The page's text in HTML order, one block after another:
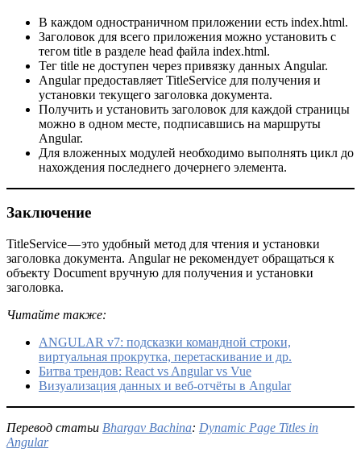
В каждом одностраничном приложении есть index.html.
Заголовок для всего приложения можно установить с
тегом title в разделе head файла index.html.
Тег title не доступен через привязку данных Angular.
Angular предоставляет TitleService для получения и
установки текущего заголовка документа.
Получить и установить заголовок для каждой страницы
можно в одном месте, подписавшись на маршруты
Angular.
Для вложенных модулей необходимо выполнять цикл до
нахождения последнего дочернего элемента.
Заключение
TitleService — это удобный метод для чтения и установки
заголовка документа. Angular не рекомендует обращаться к
объекту Document вручную для получения и установки
заголовка.
Читайте также:
ANGULAR v7: подсказки командной строки,
виртуальная прокрутка, перетаскивание и др.
Битва трендов: React vs Angular vs Vue
Визуализация данных и веб-отчёты в Angular
Перевод статьи Bhargav Bachina: Dynamic Page Titles in
Angular